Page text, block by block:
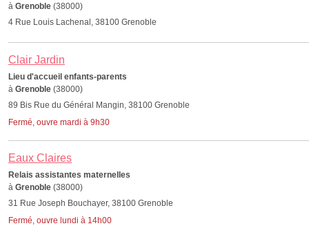
à Grenoble (38000)
4 Rue Louis Lachenal, 38100 Grenoble
Clair Jardin
Lieu d'accueil enfants-parents
à Grenoble (38000)
89 Bis Rue du Général Mangin, 38100 Grenoble
Fermé, ouvre mardi à 9h30
Eaux Claires
Relais assistantes maternelles
à Grenoble (38000)
31 Rue Joseph Bouchayer, 38100 Grenoble
Fermé, ouvre lundi à 14h00